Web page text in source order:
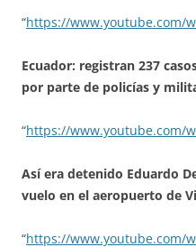
“https://www.youtube.com/
Ecuador: registran 237
por parte de policías y
“https://www.youtube.com/
Así era detenido Eduardo
vuelo en el aeropuerto de
“https://www.youtube.com/